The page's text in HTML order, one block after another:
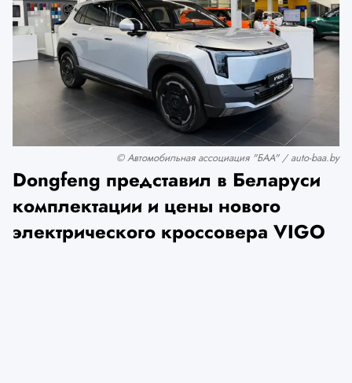
© Автомобильная ассоциация "БАА" / auto-baa.by
Dongfeng представил в Беларуси
комплектации и цены нового
электрического кроссовера VIGO